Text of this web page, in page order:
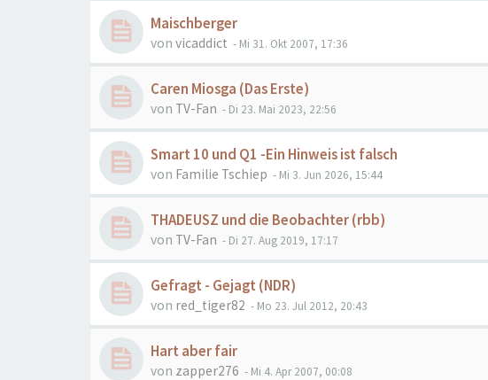
Maischberger
von vicaddict - Mi 31. Okt 2007, 17:36
Caren Miosga (Das Erste)
von TV-Fan - Di 23. Mai 2023, 22:56
Smart 10 und Q1 -Ein Hinweis ist falsch
von Familie Tschiep - Mi 3. Jun 2026, 15:44
THADEUSZ und die Beobachter (rbb)
von TV-Fan - Di 27. Aug 2019, 17:17
Gefragt - Gejagt (NDR)
von red_tiger82 - Mo 23. Jul 2012, 20:43
Hart aber fair
von zapper276 - Mi 4. Apr 2007, 00:08